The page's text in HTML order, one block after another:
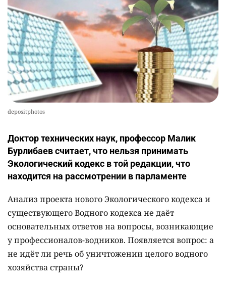
depositphotos
Доктор технических наук, профессор Малик
Бурлибаев считает, что нельзя принимать
Экологический кодекс в той редакции, что
находится на рассмотрении в парламенте
Анализ проекта нового Экологического кодекса и
существующего Водного кодекса не даёт
основательных ответов на вопросы, возникающие
у профессионалов-водников. Появляется вопрос: а
не идёт ли речь об уничтожении целого водного
хозяйства страны?